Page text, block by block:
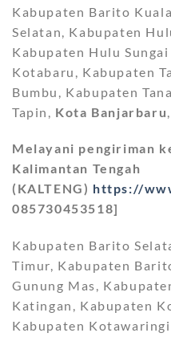
Kabupaten Barito
Selatan, Kabupaten
Kabupaten Hulu
Kotabaru, Kabupaten
Bumbu, Kabupaten
Tapin, Kota Banjarbaru
Melayani pengiriman
Kalimantan Tengah
(KALTENG) https://
085730453518]
Kabupaten Barito
Timur, Kabupaten
Gunung Mas,
Katingan, Kabupaten
Kabupaten